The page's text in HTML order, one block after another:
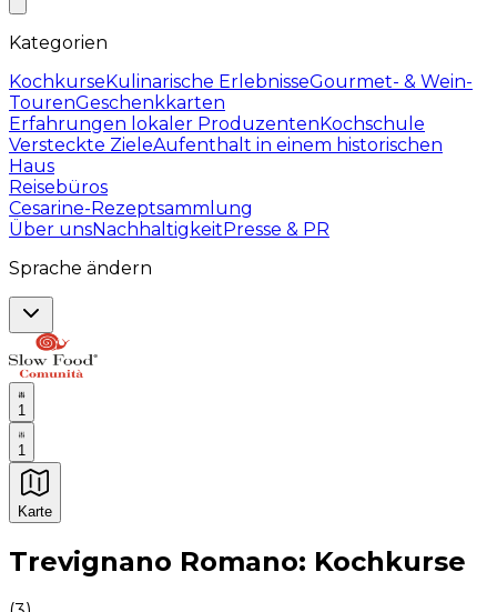
Kategorien
KochkurseKulinarische ErlebnisseGourmet- & Wein-
TourenGeschenkkarten
Erfahrungen lokaler ProduzentenKochschule
Versteckte ZieleAufenthalt in einem historischen
Haus
Reisebüros
Cesarine-Rezeptsammlung
Über unsNachhaltigkeitPresse & PR
Sprache ändern
1
1
Karte
Unvergessliche kulinarische Erlebnisse:
Trevignano Romano: Kochkurse